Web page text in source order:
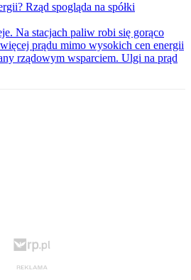
Rząd spogląda na spółki
Na stacjach paliw robi się gorąco
prądu mimo wysokich cen energii
rządowym wsparciem. Ulgi na prąd